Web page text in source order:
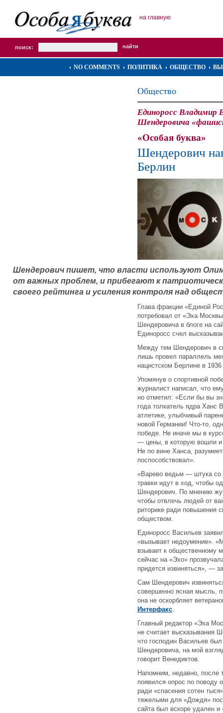
на главную
поиск:
NO COMMENTS ПОЛИТИКА ОБЩЕСТВО
Общество
Единоросс Владимир
Шендеровича
«Особая буква»
Шендерович
Берлин
Шендерович пишет, что власти используют
от важных проблем, и прибегают к
своего рейтинга и усиления контроля над
Глава фракции «Единой
потребовал от «Эха
Шендеровича в блоге на
Единоросс счел
Между тем Шендерович в
лишь провел параллель
нацистском Берлине в 1936
Упомянув о спортивной
журналист написал, что
но отметил: «Если бы вы
года толкатель ядра Ханс
атлетике, улыбчивый
новой Германии! Что-то,
победе. Не иначе мы в
— цены, в которую вошли
Не по вине Ханса,
поспособствовал».
«Варево ведьм — штука
травки идут в ход, чтобы
Шендерович. По мнению
чтобы отвлечь людей от
риторике ради повышения
обществом.
Единоросс Васильев
«вызывает недоумение».
взывает к
сейчас на «Эхо»
придется извиняться», —
Сам Шендерович
совершенно ясная мысль,
она не оскорбляет
Интерфакс.
Главный редактор «Эха
не считает высказывания
что господин Васильев
Шендеровича, на мой
говорит Венедиктов.
Напомним, недавно, после
появился опрос по поводу
ради «спасения сотен
тяжелыми для «Дождя»
сайта был вскоре удален